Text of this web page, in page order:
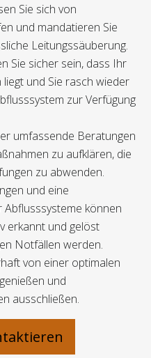
Sie sich von
und mandatieren Sie
Leitungssäuberung.
Sie sicher sein, dass Ihr
und Sie rasch wieder
zur Verfügung
umfassende Beratungen
zu aufklären, die
zu abwenden.
und eine
können
erkannt und gelöst
Notfällen werden.
von einer optimalen
und
ausschließen.